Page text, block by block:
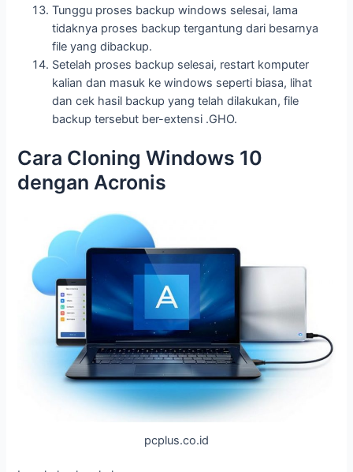
Tunggu proses backup windows selesai, lama
tidaknya proses backup tergantung dari besarnya
file yang dibackup.
Setelah proses backup selesai, restart komputer
kalian dan masuk ke windows seperti biasa, lihat
dan cek hasil backup yang telah dilakukan, file
backup tersebut ber-extensi .GHO.
Cara Cloning Windows 10
dengan Acronis
pcplus.co.id